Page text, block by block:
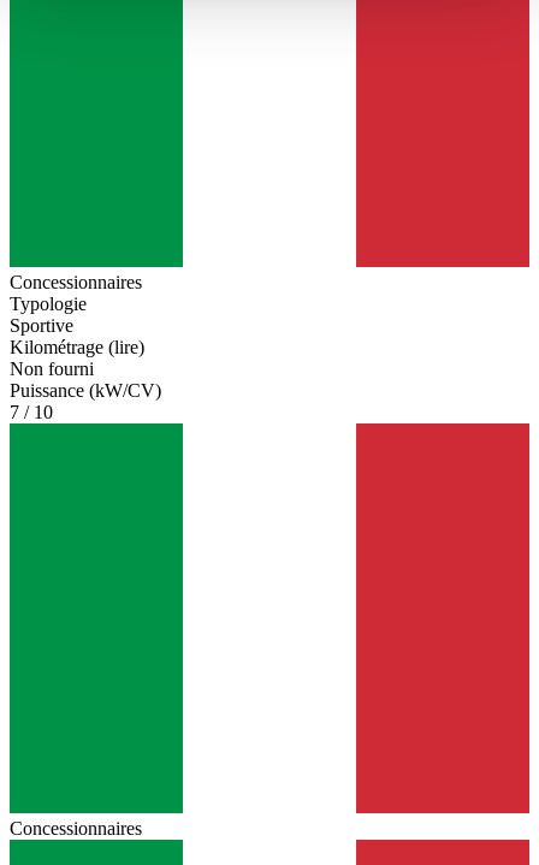
Concessionnaires
Typologie
Sportive
Kilométrage (lire)
Non fourni
Puissance (kW/CV)
7 / 10
Concessionnaires